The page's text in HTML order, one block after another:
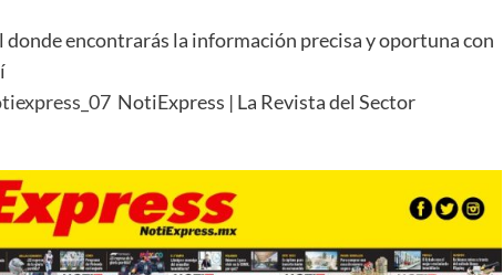
encontrarás la información precisa y oportuna con
NotiExpress | La Revista del Sector